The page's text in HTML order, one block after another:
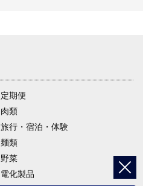
定期便
肉類
旅行・宿泊・体験
麺類
野菜
電化製品